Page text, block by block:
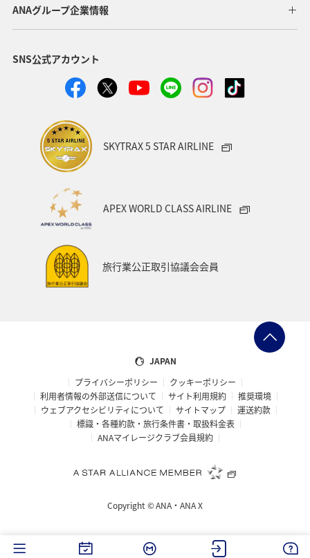
ANAグループ企業情報
SNS公式アカウント
SKYTRAX 5 STAR AIRLINE
APEX WORLD CLASS AIRLINE
旅行業公正取引協議会会員
JAPAN
プライバシーポリシー
クッキーポリシー
利用者情報の外部送信について
サイト利用規約
推奨環境
ウェブアクセシビリティについて
サイトマップ
運送約款
標識・各種約款・旅行条件書・取扱料金表
ANAマイレージクラブ会員規約
Copyright ©ANA・ANA X